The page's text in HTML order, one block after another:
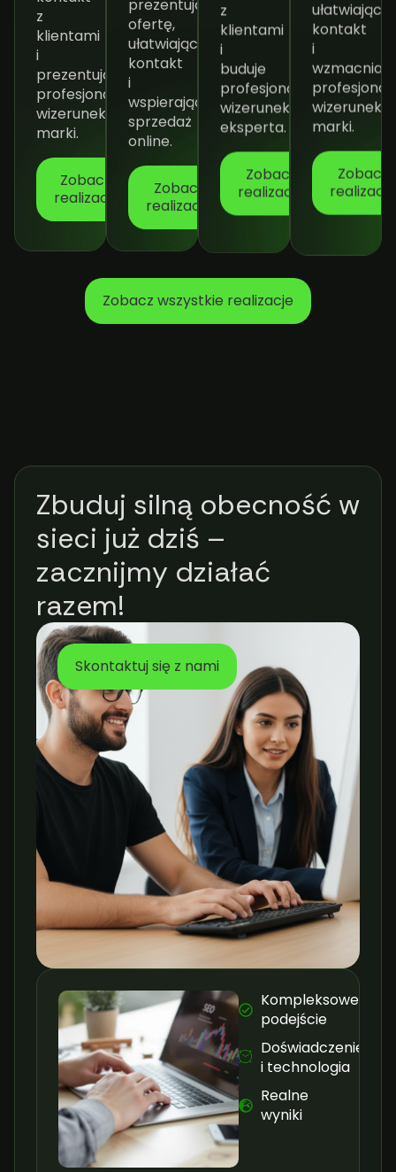
z
klientami
i
prezentującą
profesjonalny
wizerunek
marki.
Zobacz
realizacę
prezentującą
ofertę,
ułatwiającą
kontakt
i
wspierającą
sprzedaż
online.
Zobacz
realizację
z
klientami
i
buduje
profesjonalny
wizerunek
eksperta.
Zobacz
realizację
ułatwiającą
kontakt
i
wizerunek
marki.
Zobacz
realizację
Zobacz wszystkie realizacje
Zbuduj silną obecność w
sieci już dziś –
zacznijmy działać
razem!
Skontaktuj się z nami
Kompleksowe
podejście
Doświadczenie
i technologia
Realne
wyniki